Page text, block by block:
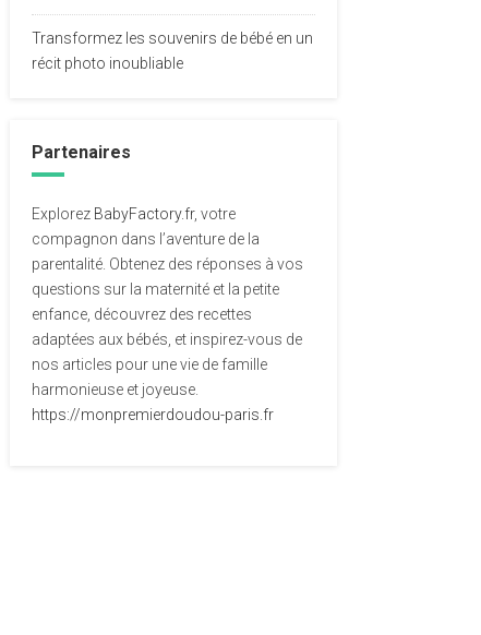
Transformez les souvenirs de bébé en un
récit photo inoubliable
Partenaires
Explorez BabyFactory.fr, votre
compagnon dans l’aventure de la
parentalité. Obtenez des réponses à vos
questions sur la maternité et la petite
enfance, découvrez des recettes
adaptées aux bébés, et inspirez-vous de
nos articles pour une vie de famille
harmonieuse et joyeuse.
https://monpremierdoudou-paris.fr